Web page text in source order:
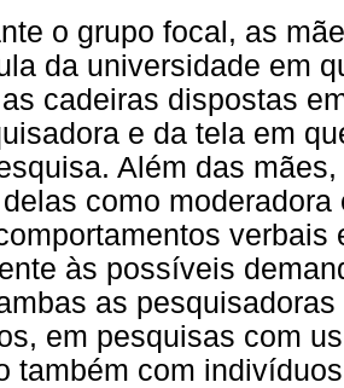
o grupo focal, as
da universidade em
cadeiras dispostas
e da tela em
Além das
como
verbais
às possíveis
as
em pesquisas com
também com